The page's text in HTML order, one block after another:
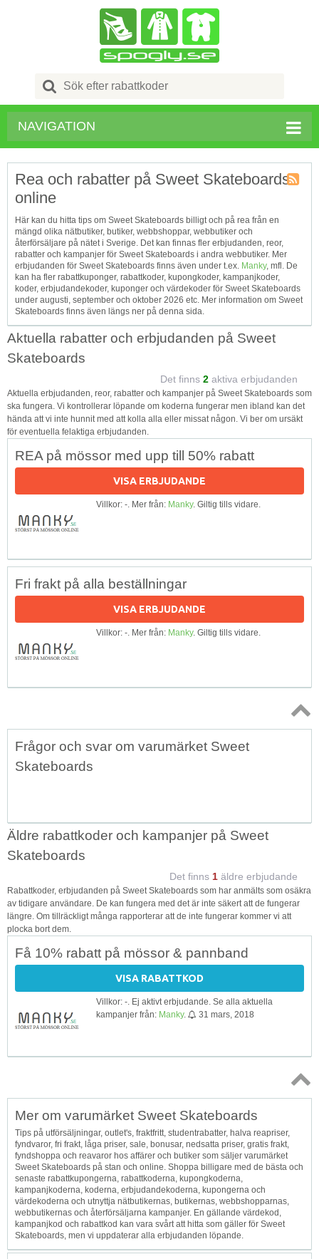
Search
for:
NAVIGATION
Rea och rabatter på Sweet Skateboards
online
Här kan du hitta tips om Sweet Skateboards billigt och på rea från en
mängd olika nätbutiker, butiker, webbshoppar, webbutiker och
återförsäljare på nätet i Sverige. Det kan finnas fler erbjudanden, reor,
rabatter och kampanjer för Sweet Skateboards i andra webbutiker. Mer
erbjudanden för Sweet Skateboards finns även under t.ex. Manky, mfl. De
kan ha fler rabattkuponger, rabattkoder, kupongkoder, kampanjkoder,
koder, erbjudandekoder, kuponger och värdekoder för Sweet Skateboards
under augusti, september och oktober 2026 etc. Mer information om Sweet
Skateboards finns även längs ner på denna sida.
Aktuella rabatter och erbjudanden på Sweet
Skateboards
Det finns 2 aktiva erbjudanden
Aktuella erbjudanden, reor, rabatter och kampanjer på Sweet Skateboards som
ska fungera. Vi kontrollerar löpande om koderna fungerar men ibland kan det
hända att vi inte hunnit med att kolla alla eller missat någon. Vi ber om ursäkt
för eventuella felaktiga erbjudanden.
REA på mössor med upp till 50% rabatt
VISA ERBJUDANDE
Villkor: -. Mer från: Manky. Giltig tills vidare.
Fri frakt på alla beställningar
VISA ERBJUDANDE
Villkor: -. Mer från: Manky. Giltig tills vidare.
Topp
Frågor och svar om varumärket Sweet
Skateboards
Äldre rabattkoder och kampanjer på Sweet
Skateboards
Det finns 1 äldre erbjudande
Rabattkoder, erbjudanden på Sweet Skateboards som har anmälts som osäkra
av tidigare användare. De kan fungera med det är inte säkert att de fungerar
längre. Om tillräckligt många rapporterar att de inte fungerar kommer vi att
plocka bort dem.
Få 10% rabatt på mössor & pannband
VISA RABATTKOD
Villkor: -. Ej aktivt erbjudande. Se alla aktuella
kampanjer från: Manky. 31 mars, 2018
Topp
Mer om varumärket Sweet Skateboards
Tips på utförsäljningar, outlet's, fraktfritt, studentrabatter, halva reapriser,
fyndvaror, fri frakt, låga priser, sale, bonusar, nedsatta priser, gratis frakt,
fyndshoppa och reavaror hos affärer och butiker som säljer varumärket
Sweet Skateboards på stan och online. Shoppa billigare med de bästa och
senaste rabattkupongerna, rabattkoderna, kupongkoderna,
kampanjkoderna, koderna, erbjudandekoderna, kupongerna och
värdekoderna och utnyttja nätbutikernas, butikernas, webbshopparnas,
webbutikernas och återförsäljarna kampanjer. En gällande värdekod,
kampanjkod och rabattkod kan vara svårt att hitta som gäller för Sweet
Skateboards, men vi uppdaterar alla erbjudanden löpande.